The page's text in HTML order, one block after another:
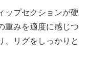
ップセクションが硬
重みを適度に感じつ
、リグをしっかりと